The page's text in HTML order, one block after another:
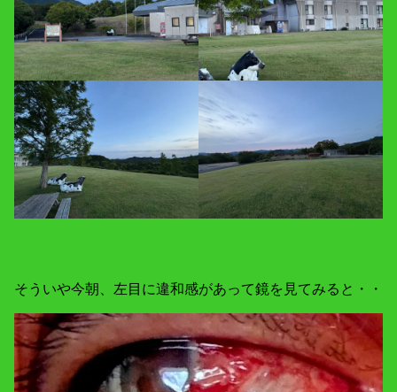
そういや今朝、左目に違和感があって鏡を見てみると・・